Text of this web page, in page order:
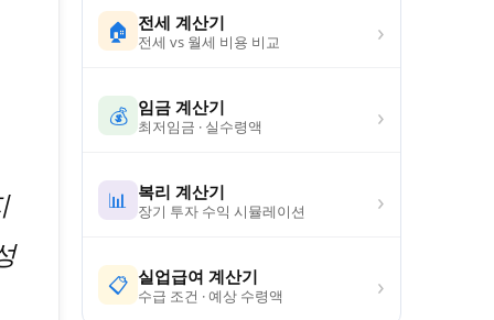
🏠 전세 계산기
전세 vs 월세 비용 비교 ›
💰 임금 계산기
최저임금 · 실수령액 ›
📊 복리 계산기
장기 투자 수익 시뮬레이션 ›
📋 실업급여 계산기
수급 조건 · 예상 수령액 ›